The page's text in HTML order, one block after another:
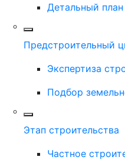
Детальный
Предстроительный
Экспертиза
Подбор
Этап строительства
Частное